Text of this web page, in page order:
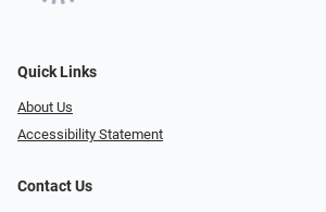
Quick Links
About Us
Accessibility Statement
Contact Us